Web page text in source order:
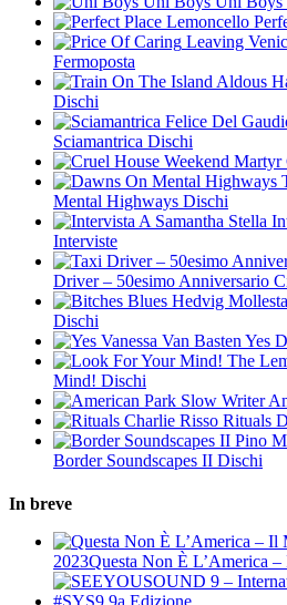
Lemoncello
Leaving
Fermoposta
Aldous
Dischi
Felice Del
Sciamantrica Dischi
Weekend Martyr
Mental Highways Dischi
Interviste
Driver – 50esimo Anniversario
Hedvig
Dischi
Vanessa Van Basten Yes
The
Mind! Dischi
Slow Writer
Charlie Risso Rituals
Pino
Border Soundscapes II Dischi
In breve
2023Questa Non È L’America